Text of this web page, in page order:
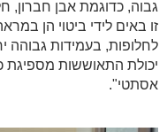
גבוה, כדוגמת אבן חברון,
זו באים לידי ביטוי הן
לחלופות, בעמידות גבוהה
יכולת התאוששות מספיגת
אסתטי".